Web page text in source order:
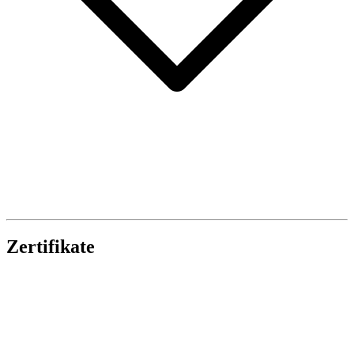
Zertifikate